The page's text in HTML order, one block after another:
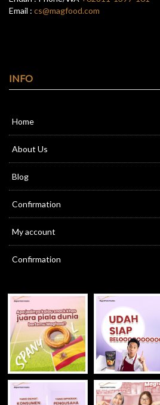
Email : cs@magfood.com
INFO
Home
About Us
Blog
Confirmation
My account
Confirmation